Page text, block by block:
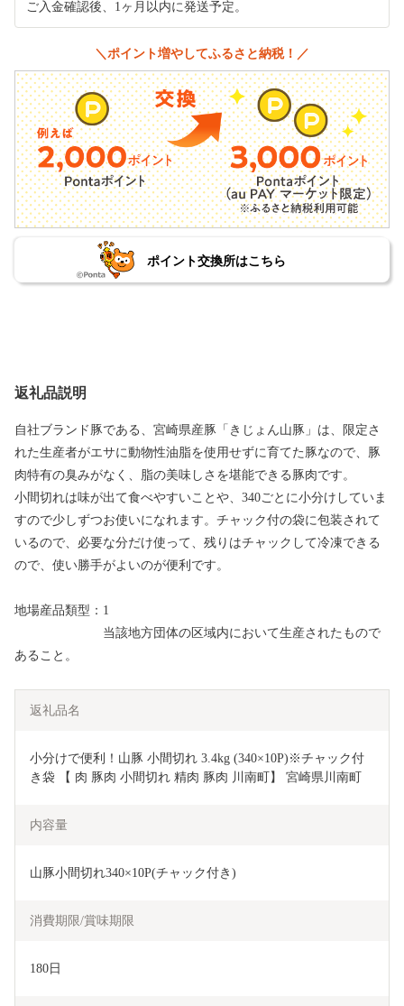
ご入金確認後、1ヶ月以内に発送予定。
＼ポイント増やしてふるさと納税！／
ポイント交換所はこちら
返礼品説明
自社ブランド豚である、宮崎県産豚「きじょん山豚」は、限定さ
れた生産者がエサに動物性油脂を使用せずに育てた豚なので、豚
肉特有の臭みがなく、脂の美味しさを堪能できる豚肉です。
小間切れは味が出て食べやすいことや、340ごとに小分けしていま
すので少しずつお使いになれます。チャック付の袋に包装されて
いるので、必要な分だけ使って、残りはチャックして冷凍できる
ので、使い勝手がよいのが便利です。
地場産品類型：1
当該地方団体の区域内において生産されたもので
あること。
返礼品名
小分けで便利！山豚 小間切れ 3.4kg (340×10P)※チャック付
内容量
山豚小間切れ340×10P(チャック付き)
消費期限/賞味期限
180日